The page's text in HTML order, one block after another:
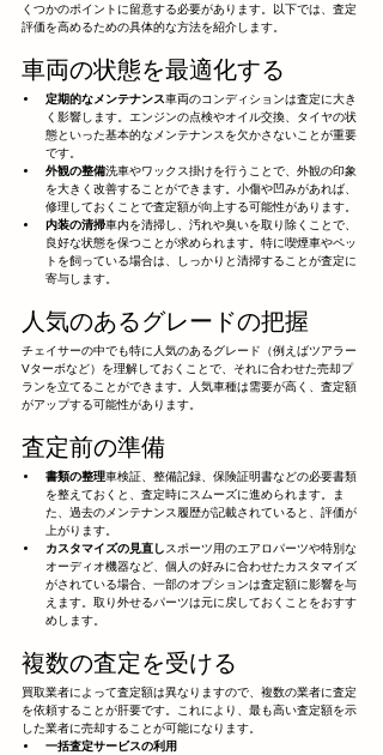
くつかのポイントに留意する必要があります。以下では、査定
評価を高めるための具体的な方法を紹介します。
車両の状態を最適化する
定期的なメンテナンス車両のコンディションは査定に大き
く影響します。エンジンの点検やオイル交換、タイヤの状
態といった基本的なメンテナンスを欠かさないことが重要
です。
外観の整備洗車やワックス掛けを行うことで、外観の印象
を大きく改善することができます。小傷や凹みがあれば、
修理しておくことで査定額が向上する可能性があります。
内装の清掃車内を清掃し、汚れや臭いを取り除くことで、
良好な状態を保つことが求められます。特に喫煙車やペッ
トを飼っている場合は、しっかりと清掃することが査定に
寄与します。
人気のあるグレードの把握
チェイサーの中でも特に人気のあるグレード（例えばツアラー
Vターボなど）を理解しておくことで、それに合わせた売却プ
ランを立てることができます。人気車種は需要が高く、査定額
がアップする可能性があります。
査定前の準備
書類の整理車検証、整備記録、保険証明書などの必要書類
を整えておくと、査定時にスムーズに進められます。ま
た、過去のメンテナンス履歴が記載されていると、評価が
上がります。
カスタマイズの見直しスポーツ用のエアロパーツや特別な
オーディオ機器など、個人の好みに合わせたカスタマイズ
がされている場合、一部のオプションは査定額に影響を与
えます。取り外せるパーツは元に戻しておくことをおすす
めします。
複数の査定を受ける
買取業者によって査定額は異なりますので、複数の業者に査定
を依頼することが肝要です。これにより、最も高い査定額を示
した業者に売却することが可能になります。
一括査定サービスの利用